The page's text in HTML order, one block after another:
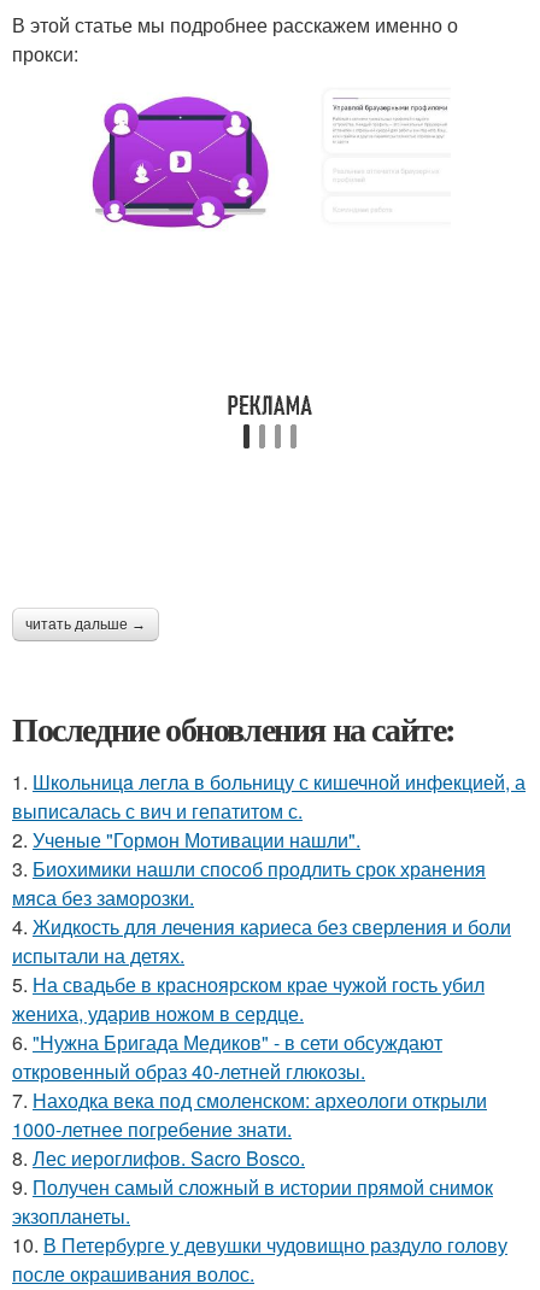
В этой статье мы подробнее расскажем именно о
прокси:
читать дальше →
Последние обновления на сайте:
1. Шкoльницa легла в больницу с кишечной инфекцией, а
выписалась с вич и гепатитом с.
2. Ученые "Гормон Мотивации нашли".
3. Биохимики нашли способ продлить срок хранения
мяса без заморозки.
4. Жидкость для лечения кариеса без сверления и боли
испытали на детях.
5. На свадьбе в красноярском крае чужой гость убил
жениха, ударив ножом в сердце.
6. "Нужна Бригада Медиков" - в сети обсуждают
откровенный образ 40-летней глюкозы.
7. Находка века под смоленском: археологи открыли
1000-летнее погребение знати.
8. Лес иероглифов. Sacro Bosco.
9. Получен самый сложный в истории прямой снимок
экзопланеты.
10. В Петербурге у девушки чудовищно раздуло голову
после окрашивания волос.